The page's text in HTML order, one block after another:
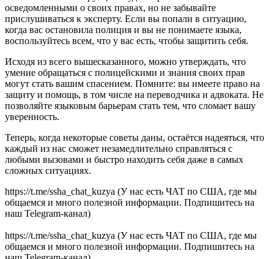
осведомленными о своих правах, но не забывайте
прислушиваться к эксперту. Если вы попали в ситуацию,
когда вас остановила полиция и вы не понимаете языка,
воспользуйтесь всем, что у вас есть, чтобы защитить себя.
Исходя из всего вышесказанного, можно утверждать, что
умение обращаться с полицейскими и знания своих прав
могут стать вашим спасением. Помните: вы имеете право на
защиту и помощь, в том числе на переводчика и адвоката. Не
позволяйте языковым барьерам стать тем, что сломает вашу
уверенность.
Теперь, когда некоторые советы даны, остаётся надеяться, что
каждый из нас сможет незамедлительно справляться с
любыми вызовами и быстро находить себя даже в самых
сложных ситуациях.
https://t.me/ssha_chat_kuzya (У нас есть ЧАТ по США, где мы
общаемся и много полезной информации. Подпишитесь на
наш Telegram-канал)
https://t.me/ssha_chat_kuzya (У нас есть ЧАТ по США, где мы
общаемся и много полезной информации. Подпишитесь на